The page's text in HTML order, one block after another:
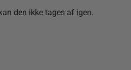
den ikke tages af igen.